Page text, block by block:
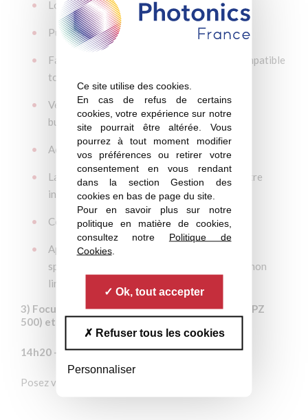
Ce site utilise des cookies.
En cas de refus de certains
cookies, votre expérience sur notre
site pourrait être altérée. Vous
pourrez à tout moment modifier
vos préférences ou retirer votre
consentement en vous rendant
dans la section Gestion des
cookies en bas de page du site.
Pour en savoir plus sur notre
politique en matière de cookies,
consultez notre Politique de
Cookies.
Ok, tout accepter
Refuser tous les cookies
Personnaliser
Longueur d’onde centrale : 650-1550 nm
Puissance de sortie : jusqu’à 3000 mW
Faible puissance de SEED : 10 à 50 mW – compatible
tout laser externe (ECDL ou autre)
Version injectée par fibre optique (package
butterfly)
Accordabilité totale : jusque 30 nm
Largeur de raie et SMSR hérités du laser maître
injecteur
Contrôleur laser : GPIB, RS232, USB
Applications : BEC, refroidissement optique,
spectroscopie, amplification THz, processus non
linéaires
3) Focus sur les contrôleurs laser bas bruit (PilotPZ
500) et servo-contrôleurs associés
14h20 – 14h30 : Questions & Réponses
Posez vos questions en live